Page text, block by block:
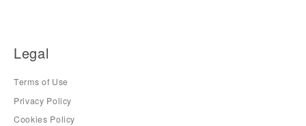
Legal
Terms of Use
Privacy Policy
Cookies Policy